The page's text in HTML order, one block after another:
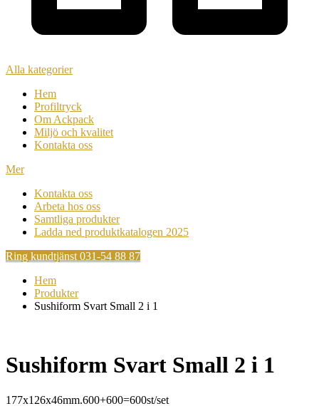
Alla kategorier
Hem
Profiltryck
Om Ackpack
Miljö och kvalitet
Kontakta oss
Mer
Kontakta oss
Arbeta hos oss
Samtliga produkter
Ladda ned produktkatalogen 2025
Ring kundtjänst 031-54 88 87
Hem
Produkter
Sushiform Svart Small 2 i 1
Sushiform Svart Small 2 i 1
177x126x46mm.600+600=600st/set